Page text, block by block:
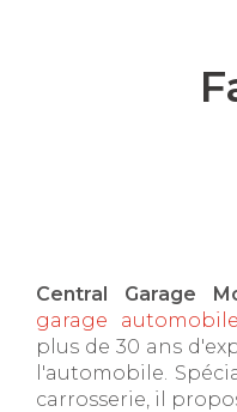
Central Garage
garage
plus de 30 ans
l'automobile.
carrosserie, il